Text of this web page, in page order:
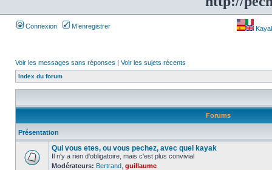
Connexion M’enregistrer
Voir les messages sans réponses | Voir les sujets récents
Index du forum
Forums
Présentation
Qui vous etes, ou vous pechez, avec quel kayak
Il n'y a rien d'obligatoire, mais c'est plus convivial
Modérateurs: Bertrand guillaume